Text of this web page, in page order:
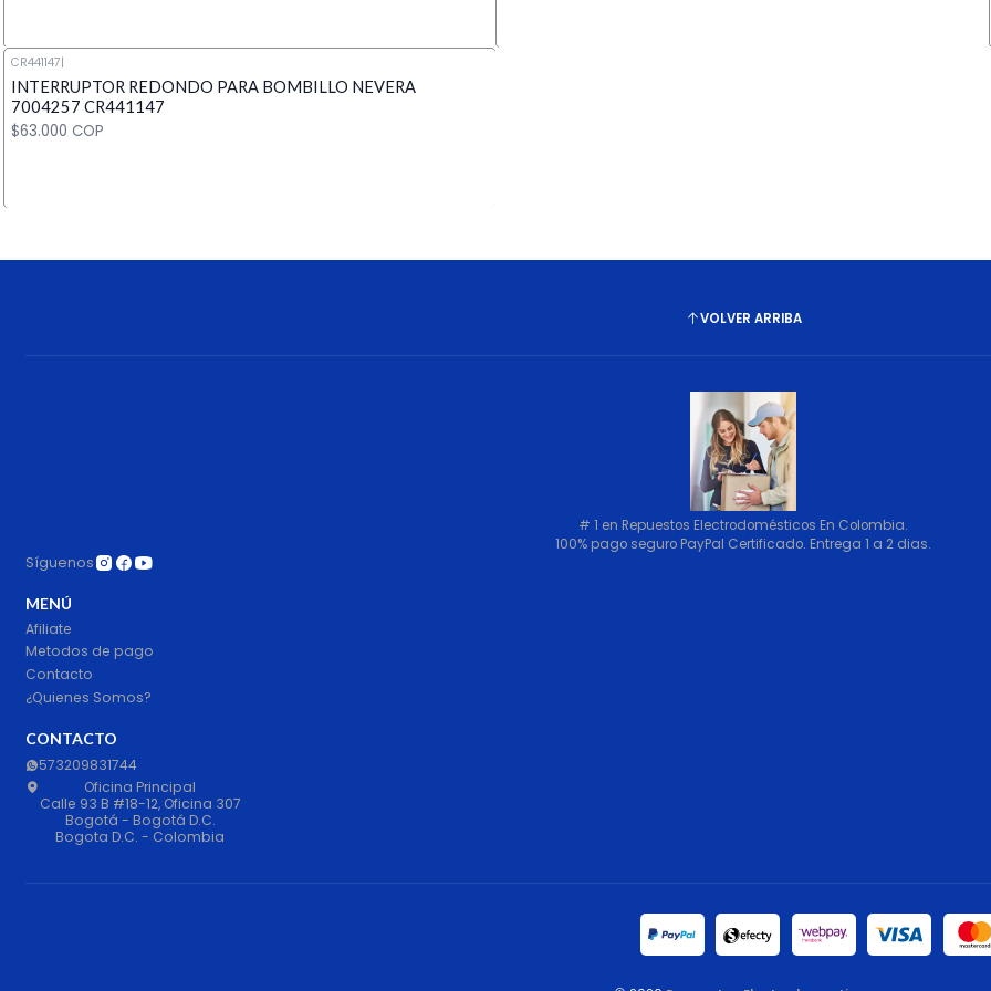
Cantidad
CR441147|
INTERRUPTOR REDONDO PARA BOMBILLO NEVERA
7004257 CR441147
$63.000 COP
Cantidad
VOLVER ARRIBA
# 1 en Repuestos Electrodomésticos En Colombia.
100% pago seguro PayPal Certificado. Entrega 1 a 2 dias.
Síguenos
MENÚ
Afiliate
Metodos de pago
Contacto
¿Quienes Somos?
CONTACTO
573209831744
Oficina Principal
Calle 93 B #18-12, Oficina 307
Bogotá - Bogotá D.C.
Bogota D.C. - Colombia